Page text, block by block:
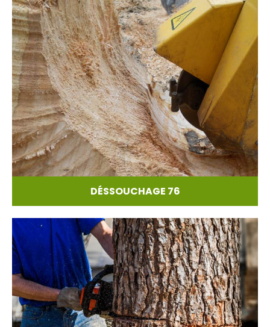
DÉSSOUCHAGE 76